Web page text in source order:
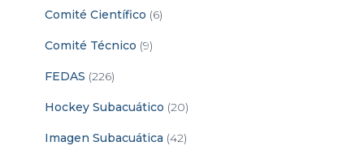
Comité Científico (6)
Comité Técnico (9)
FEDAS (226)
Hockey Subacuático (20)
Imagen Subacuática (42)